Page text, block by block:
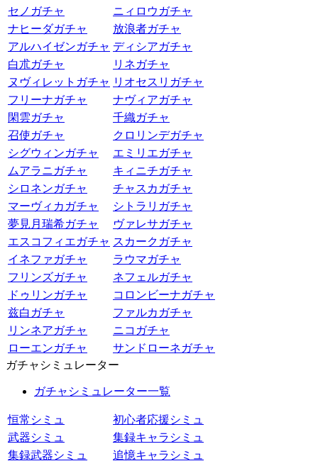
セノガチャ
ニィロウガチャ
ナヒーダガチャ
放浪者ガチャ
アルハイゼンガチャ ディシアガチャ
白朮ガチャ
リネガチャ
ヌヴィレットガチャ リオセスリガチャ
フリーナガチャ
ナヴィアガチャ
閑雲ガチャ
千織ガチャ
召使ガチャ
クロリンデガチャ
シグウィンガチャ
エミリエガチャ
ムアラニガチャ
キィニチガチャ
シロネンガチャ
チャスカガチャ
マーヴィカガチャ
シトラリガチャ
夢見月瑞希ガチャ
ヴァレサガチャ
エスコフィエガチャ スカークガチャ
イネファガチャ
ラウマガチャ
フリンズガチャ
ネフェルガチャ
ドゥリンガチャ
コロンビーナガチャ
兹白ガチャ
ファルカガチャ
リンネアガチャ
ニコガチャ
ローエンガチャ
サンドローネガチャ
ガチャシミュレーター
ガチャシミュレーター一覧
恒常シミュ
初心者応援シミュ
武器シミュ
集録キャラシミュ
集録武器シミュ
追憶キャラシミュ